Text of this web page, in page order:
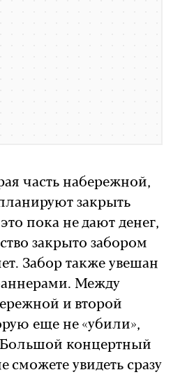
часть набережной,
закрыть
пока не дают денег,
закрыто забором
Забор также увешан
Между
и второй
еще не «убили»,
Большой концертный
сможете увидеть сразу